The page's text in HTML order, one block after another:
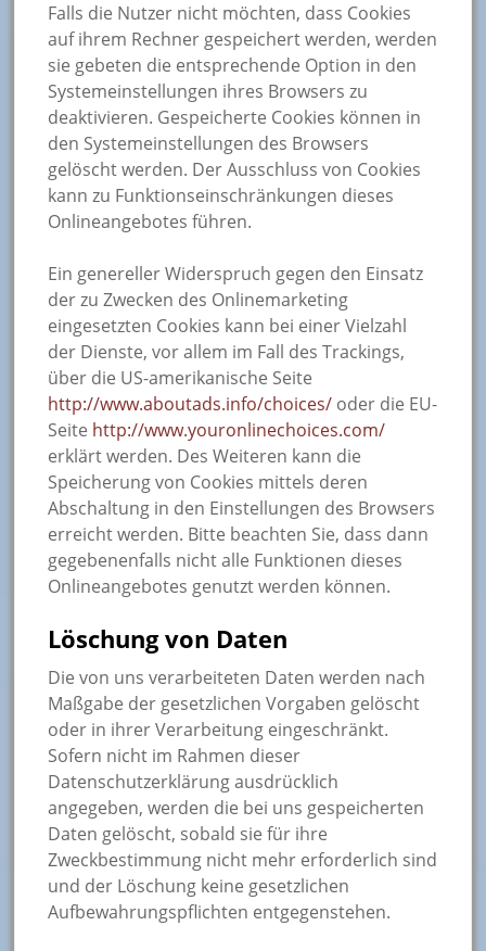
Falls die Nutzer nicht möchten, dass Cookies
auf ihrem Rechner gespeichert werden, werden
sie gebeten die entsprechende Option in den
Systemeinstellungen ihres Browsers zu
deaktivieren. Gespeicherte Cookies können in
den Systemeinstellungen des Browsers
gelöscht werden. Der Ausschluss von Cookies
kann zu Funktionseinschränkungen dieses
Onlineangebotes führen.
Ein genereller Widerspruch gegen den Einsatz
der zu Zwecken des Onlinemarketing
eingesetzten Cookies kann bei einer Vielzahl
der Dienste, vor allem im Fall des Trackings,
über die US-amerikanische Seite
http://www.aboutads.info/choices/ oder die EU-
Seite http://www.youronlinechoices.com/
erklärt werden. Des Weiteren kann die
Speicherung von Cookies mittels deren
Abschaltung in den Einstellungen des Browsers
erreicht werden. Bitte beachten Sie, dass dann
gegebenenfalls nicht alle Funktionen dieses
Onlineangebotes genutzt werden können.
Löschung von Daten
Die von uns verarbeiteten Daten werden nach
Maßgabe der gesetzlichen Vorgaben gelöscht
oder in ihrer Verarbeitung eingeschränkt.
Sofern nicht im Rahmen dieser
Datenschutzerklärung ausdrücklich
angegeben, werden die bei uns gespeicherten
Daten gelöscht, sobald sie für ihre
Zweckbestimmung nicht mehr erforderlich sind
und der Löschung keine gesetzlichen
Aufbewahrungspflichten entgegenstehen.